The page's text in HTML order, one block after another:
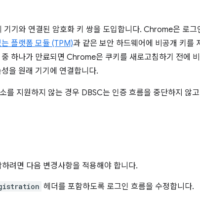
기와 연결된 암호화 키 쌍을 도입합니다. Chrome은 로그
플랫폼 모듈 (TPM)과 같은 보안 하드웨어에 비공개 키를
하나가 만료되면 Chrome은 쿠키를 새로고침하기 전에
을 원래 기기에 연결합니다.
를 지원하지 않는 경우 DBSC는 인증 흐름을 중단하지 않
려면 다음 변경사항을 적용해야 합니다.
헤더를 포함하도록 로그인 흐름을 수정합니다.